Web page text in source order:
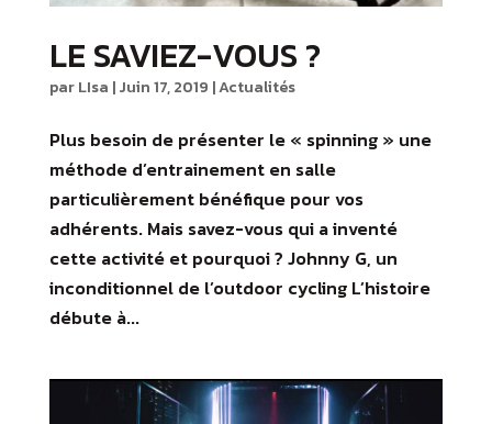
LE SAVIEZ-VOUS ?
parLIsa |Juin 17, 2019 |Actualités
Plus besoin de présenter le « spinning » une
méthode d’entrainement en salle
particulièrement bénéfique pour vos
adhérents. Mais savez-vous qui a inventé
cette activité et pourquoi ? Johnny G, un
inconditionnel de l’outdoor cycling L’histoire
débute à...